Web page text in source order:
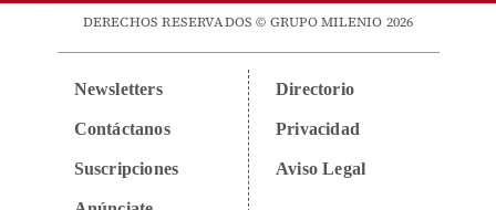
DERECHOS RESERVADOS © GRUPO MILENIO 2026
Newsletters
Contáctanos
Suscripciones
Directorio
Privacidad
Aviso Legal